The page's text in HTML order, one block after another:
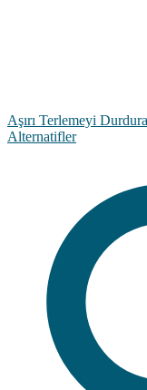
Aşırı Terlemeyi
Alternatifler